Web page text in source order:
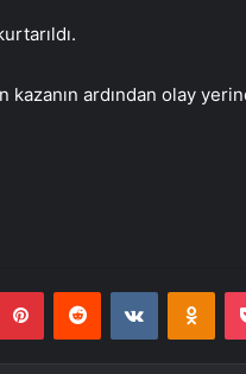
ardından olay
PinterestReddit VKontakte